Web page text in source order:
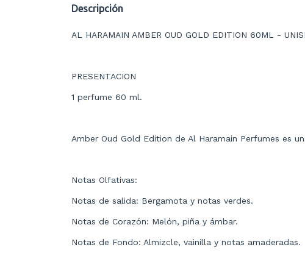
Descripción
AL HARAMAIN AMBER OUD GOLD EDITION 60ML -
PRESENTACION
1 perfume 60 ml.
Amber Oud Gold Edition de Al Haramain Perfumes es
Notas Olfativas:
Notas de salida: Bergamota y notas verdes.
Notas de Corazón: Melón, piña y ámbar.
Notas de Fondo: Almizcle, vainilla y notas amaderadas.